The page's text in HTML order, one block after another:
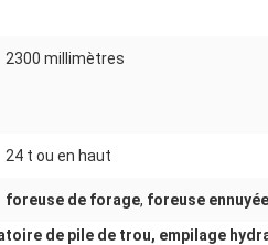
2300 millimètres
24 t ou en haut
foreuse de forage, foreuse
de pile de trou, empilage